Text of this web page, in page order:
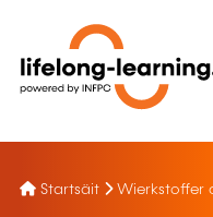
Startsäit Wierkstoffer